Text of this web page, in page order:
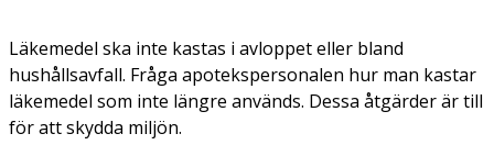
Läkemedel ska inte kastas i avloppet eller bland
hushållsavfall. Fråga apotekspersonalen hur man kastar
läkemedel som inte längre används. Dessa åtgärder är till
för att skydda miljön.